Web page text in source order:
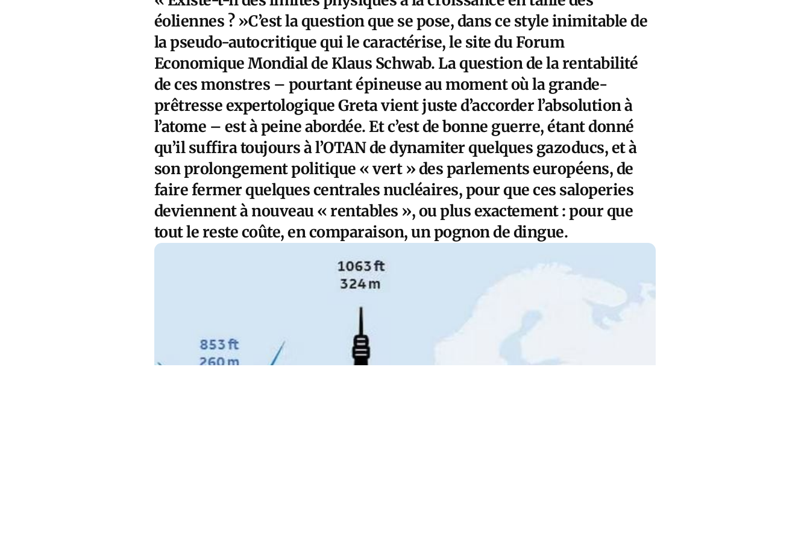
éoliennes ? »C’est la question que se pose, dans ce style inimitable de
la pseudo-autocritique qui le caractérise, le site du Forum
Economique Mondial de Klaus Schwab. La question de la rentabilité
de ces monstres – pourtant épineuse au moment où la grande-
prêtresse expertologique Greta vient juste d’accorder l’absolution à
l’atome – est à peine abordée. Et c’est de bonne guerre, étant donné
qu’il suffira toujours à l’OTAN de dynamiter quelques gazoducs, et à
son prolongement politique « vert » des parlements européens, de
faire fermer quelques centrales nucléaires, pour que ces saloperies
deviennent à nouveau « rentables », ou plus exactement : pour que
tout le reste coûte, en comparaison, un pognon de dingue.